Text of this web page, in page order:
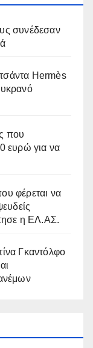
συνέδεσαν
Hermès
που
ευρώ για να
φέρεται να
η ΕΛ.ΑΣ.
Γκαντόλφο